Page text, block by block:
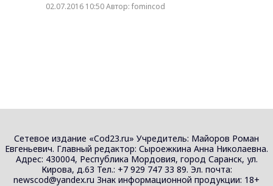
02.07.2016 10:50 Автор: fomincod
Сетевое издание «Cod23.ru» Учредитель: Майоров Роман
Евгеньевич. Главный редактор: Сыроежкина Анна Николаевна.
Адрес: 430004, Республика Мордовия, город Саранск, ул.
Кирова, д.63 Тел.: +7 929 747 33 89. Эл. почта:
newscod@yandex.ru Знак информационной продукции: 18+